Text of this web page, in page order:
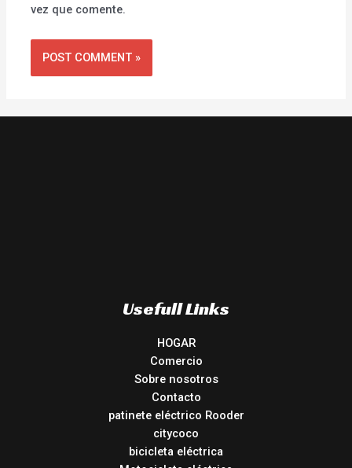
vez que comente.
Usefull Links
HOGAR
Comercio
Sobre nosotros
Contacto
patinete eléctrico Rooder
citycoco
bicicleta eléctrica